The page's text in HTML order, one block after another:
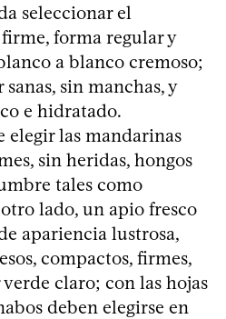
seleccionar el
forma regular y
a blanco cremoso;
sin manchas, y
e hidratado.
elegir las mandarinas
sin heridas, hongos
tales como
lado, un apio fresco
apariencia lustrosa,
compactos, firmes,
claro; con las hojas
deben elegirse en